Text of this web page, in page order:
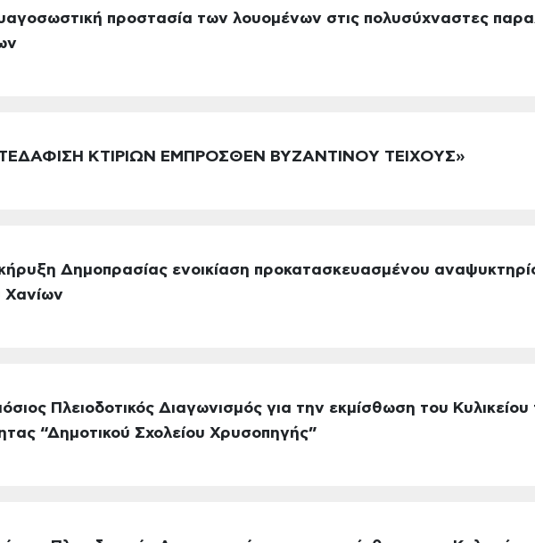
προστασία των λουομένων στις πολυσύχναστες
ΚΤΙΡΙΩΝ ΕΜΠΡΟΣΘΕΝ ΒΥΖΑΝΤΙΝΟΥ ΤΕΙΧΟΥΣ»
Δημοπρασίας ενοικίαση προκατασκευασμένου
Πλειοδοτικός Διαγωνισμός για την εκμίσθωση του Κυλικείου
“Δημοτικού Σχολείου Χρυσοπηγής”